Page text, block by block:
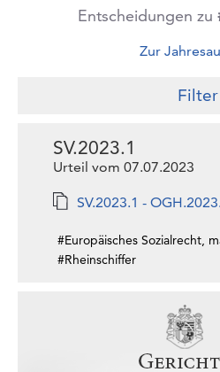
Entscheidungen zu
Zur
Filter
SV.2023.1
Urteil vom 07.07.2023
SV.2023.1 -
#Europäisches Sozialrecht,
#Rheinschiffer